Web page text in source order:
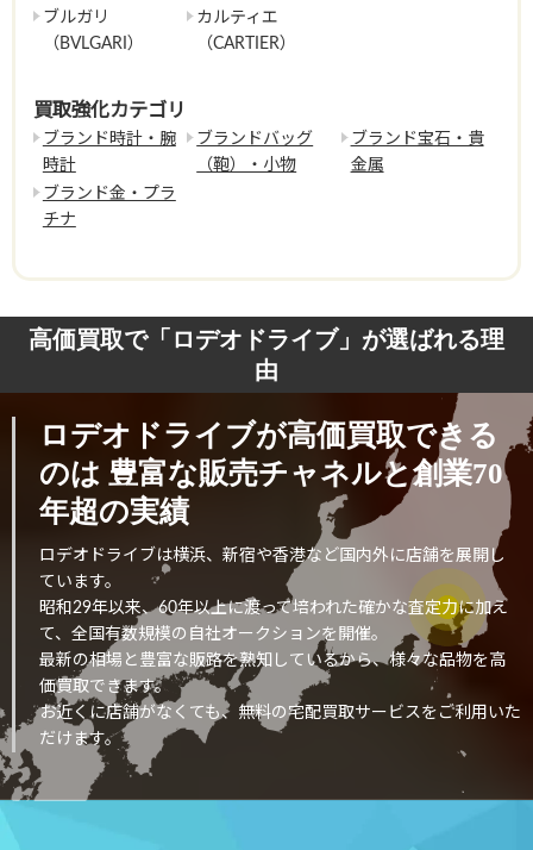
ブルガリ
（BVLGARI）
カルティエ
（CARTIER）
買取強化カテゴリ
ブランド時計・腕
時計
ブランドバッグ
（鞄）・小物
ブランド宝石・貴
金属
ブランド金・プラ
チナ
高価買取で「ロデオドライブ」が選ばれる理
由
ロデオドライブが高価買取できる
のは 豊富な販売チャネルと創業70
年超の実績
ロデオドライブは横浜、新宿や香港など国内外に店舗を展開し
ています。
昭和29年以来、60年以上に渡って培われた確かな査定力に加え
て、全国有数規模の自社オークションを開催。
最新の相場と豊富な販路を熟知しているから、様々な品物を高
価買取できます。
お近くに店舗がなくても、無料の宅配買取サービスをご利用いた
だけます。